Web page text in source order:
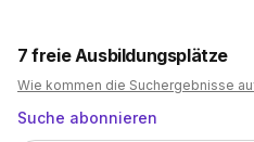
7 freie Ausbildungsplätze
Wie kommen die Suchergebnisse
Suche abonnieren